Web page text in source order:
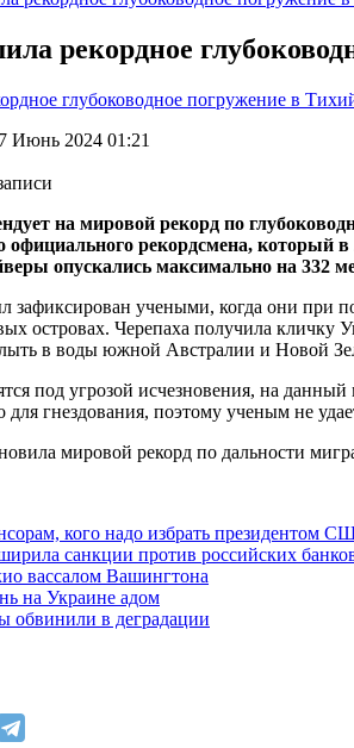
рекордное
Июнь 2024 01:21
на мировой рекорд по
рекордсмена, который в
опускались максимально на 332
учеными, когда они при
островах. Черепаха получила кличку
в воды южной Австралии и Новой
под угрозой исчезновения, на
для гнездования, поэтому ученым не
мировой рекорд по дальности
кого надо избрать президентом
санкции против российских
вассалом Вашингтона
на Украине адом
обвинили в деградации